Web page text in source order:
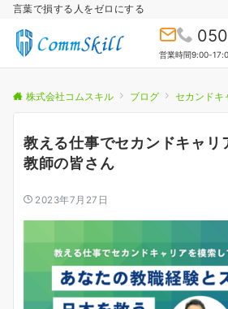
言葉で損する人をゼロにする
営業時間9:00-
株式会社コムスキル ブログ セカンドキ
教える仕事でセカンドキャリ
教師の皆さん
2023年7月27日